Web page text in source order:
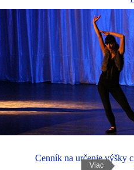
ZVEREJŇOVANIE
Cenník na určenie výšky
Viac